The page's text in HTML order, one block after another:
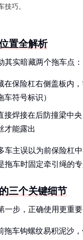
技巧。
置全解析
其实暗藏两个拖车点：
在保险杠右侧盖板内
车符号标识）
接焊接在后防撞梁中
才能露出
车主误以为前保险杠
拖车时固定牵引绳的专
三个关键细节
一步，正确使用更重要
拖车钩螺纹易积泥沙